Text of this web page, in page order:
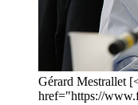
Gérard Mestrallet
href="https://